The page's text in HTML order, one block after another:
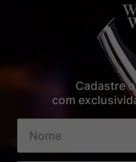
Cadastre
com